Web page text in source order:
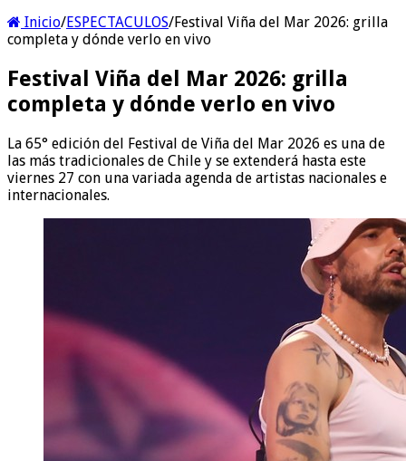
Inicio/ESPECTACULOS/Festival Viña del Mar 2026: grilla
completa y dónde verlo en vivo
Festival Viña del Mar 2026: grilla
completa y dónde verlo en vivo
La 65° edición del Festival de Viña del Mar 2026 es una de
las más tradicionales de Chile y se extenderá hasta este
viernes 27 con una variada agenda de artistas nacionales e
internacionales.